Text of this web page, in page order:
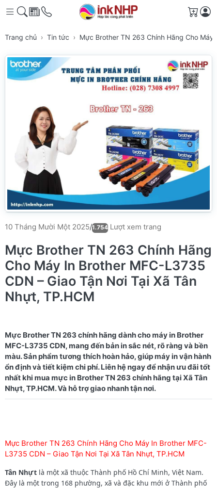
Giỏ
Trang chủ Tin tức Mực Brother TN 263 Chính Hãng Cho Máy
10 Tháng Mười Một 2025/1.754 Lượt xem trang
Mực Brother TN 263 Chính Hãng
Cho Máy In Brother MFC-L3735
CDN – Giao Tận Nơi Tại Xã Tân
Nhựt, TP.HCM
Mực Brother TN 263 chính hãng dành cho máy in Brother
MFC-L3735 CDN, mang đến bản in sắc nét, rõ ràng và bền
màu. Sản phẩm tương thích hoàn hảo, giúp máy in vận hành
ổn định và tiết kiệm chi phí. Liên hệ ngay để nhận ưu đãi tốt
nhất khi mua mực in Brother TN 263 chính hãng tại Xã Tân
Mực Brother TN 263 Chính Hãng Cho Máy In Brother MFC-
L3735 CDN – Giao Tận Nơi Tại Xã Tân Nhựt, TP.HCM
Tân Nhựt là một xã thuộc Thành phố Hồ Chí Minh, Việt Nam.
Đây là một trong 168 phường, xã và đặc khu mới ở Thành phố